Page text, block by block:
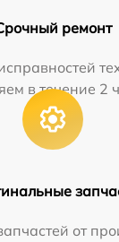
ремонт
в течение 2
от